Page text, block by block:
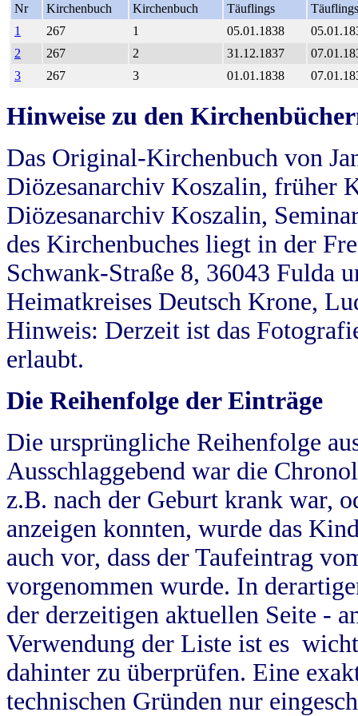
Nr
Kirchenbuch
Kirchenbuch
Täuflings
Täuflings
1
267 1 05.01.1838
2
267 2 31.12.1837
3
267 3 01.01.1838
Hinweise zu den
Das Original-Kirchenbuch von
Diözesanarchiv Koszalin, früher
Diözesanarchiv Koszalin,
des Kirchenbuches liegt in der
Schwank-Straße 8, 36043 Fulda
Heimatkreises Deutsch Krone,
Hinweis: Derzeit ist das
erlaubt.
Die Reihenfolge der Einträge
Die ursprüngliche Reihenfolge
Ausschlaggebend war die
z.B. nach der Geburt krank war,
anzeigen konnten, wurde das
auch vor, dass der Taufeintrag
vorgenommen wurde. In
der derzeitigen aktuellen Seite -
Verwendung der Liste ist es
dahinter zu überprüfen. Eine
technischen Gründen nur